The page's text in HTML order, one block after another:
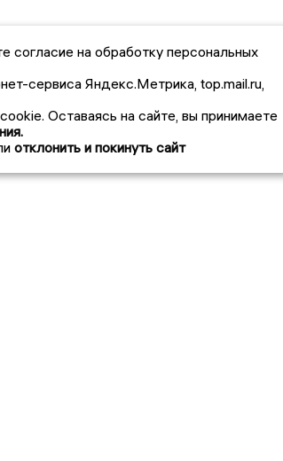
согласие на обработку персональных
сервиса Яндекс.Метрика, top.mail.ru,
Оставаясь на сайте, вы принимаете
отклонить и покинуть сайт